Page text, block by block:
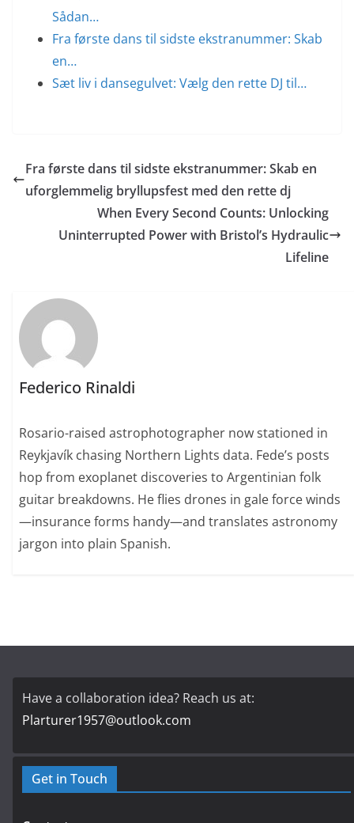
Sådan…
Fra første dans til sidste ekstranummer: Skab
en…
Sæt liv i dansegulvet: Vælg den rette DJ til…
Fra første dans til sidste ekstranummer: Skab en
uforglemmelig bryllupsfest med den rette dj
When Every Second Counts: Unlocking
Uninterrupted Power with Bristol’s Hydraulic
Lifeline
Federico Rinaldi
Rosario-raised astrophotographer now stationed in
Reykjavík chasing Northern Lights data. Fede’s posts
hop from exoplanet discoveries to Argentinian folk
guitar breakdowns. He flies drones in gale force winds
—insurance forms handy—and translates astronomy
jargon into plain Spanish.
Have a collaboration idea? Reach us at:
Plarturer1957@outlook.com
Get in Touch